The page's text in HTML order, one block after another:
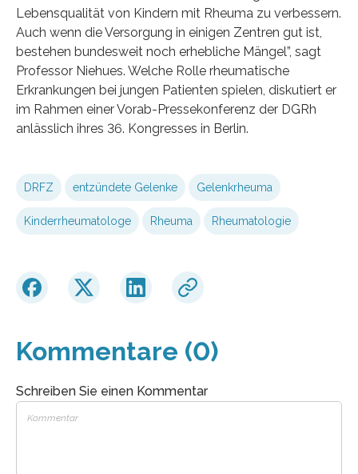
Lebensqualität von Kindern mit Rheuma zu verbessern.
Auch wenn die Versorgung in einigen Zentren gut ist,
bestehen bundesweit noch erhebliche Mängel”, sagt
Professor Niehues. Welche Rolle rheumatische
Erkrankungen bei jungen Patienten spielen, diskutiert er
im Rahmen einer Vorab-Pressekonferenz der DGRh
anlässlich ihres 36. Kongresses in Berlin.
DRFZ entzündete Gelenke Gelenkrheuma
Kinderrheumatologe Rheuma Rheumatologie
Kommentare (0)
Schreiben Sie einen Kommentar